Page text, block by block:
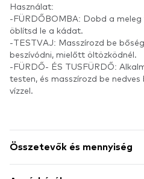
Használat:
-FÜRDŐBOMBA: Dobd a
öblítsd le a kádat.
-TESTVAJ: Masszírozd be
beszívódni, mielőtt öltözködnél.
-FÜRDŐ- ÉS TUSFÜRDŐ:
testen, és masszírozd be
vízzel.
Összetevők és mennyiség